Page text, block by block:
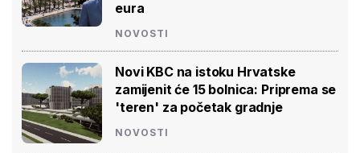
eura
NOVOSTI
Novi KBC na istoku Hrvatske
zamijenit će 15 bolnica: Priprema se
'teren' za početak gradnje
NOVOSTI